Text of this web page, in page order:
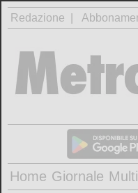
Redazione
Home Giornale